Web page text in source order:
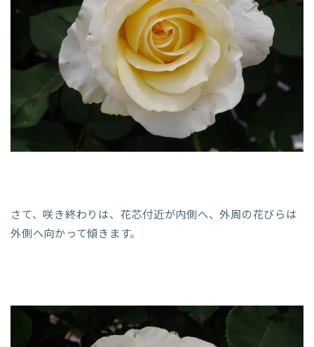
さて、咲き終わりは、花芯付近が内側へ、外周の花びらは
外側へ向かって傾きます。